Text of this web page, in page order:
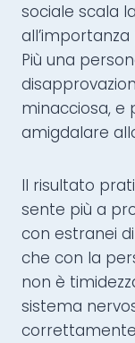
sociale scala
Più una
minacciosa, e
amigdalare
Il risultato
sente più a
con estranei
che con la
non è
sistema
correttamente